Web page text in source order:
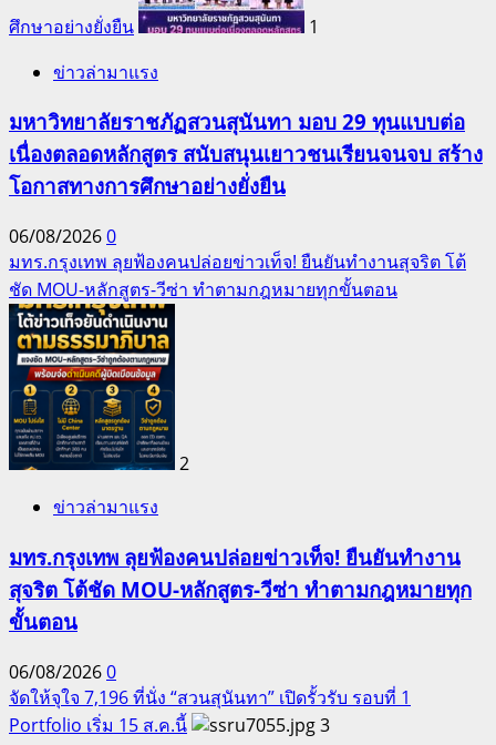
ศึกษาอย่างยั่งยืน
1
ข่าวล่ามาแรง
มหาวิทยาลัยราชภัฏสวนสุนันทา มอบ 29 ทุนแบบต่อ
เนื่องตลอดหลักสูตร สนับสนุนเยาวชนเรียนจนจบ สร้าง
โอกาสทางการศึกษาอย่างยั่งยืน
06/08/20260
มทร.กรุงเทพ ลุยฟ้องคนปล่อยข่าวเท็จ! ยืนยันทำงานสุจริต โต้
ชัด MOU-หลักสูตร-วีซ่า ทำตามกฎหมายทุกขั้นตอน
2
ข่าวล่ามาแรง
มทร.กรุงเทพ ลุยฟ้องคนปล่อยข่าวเท็จ! ยืนยันทำงาน
สุจริต โต้ชัด MOU-หลักสูตร-วีซ่า ทำตามกฎหมายทุก
ขั้นตอน
06/08/20260
จัดให้จุใจ 7,196 ที่นั่ง “สวนสุนันทา” เปิดรั้วรับ รอบที่ 1
Portfolio เริ่ม 15 ส.ค.นี้
3